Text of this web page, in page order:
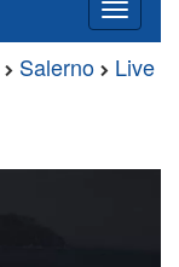
Salerno Live